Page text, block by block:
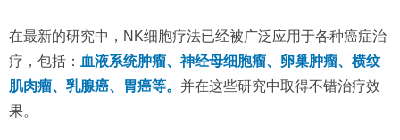
在最新的研究中，NK细胞疗法已经被广泛应用于各种癌症治
疗，包括： 血液系统肿瘤、神经母细胞瘤、卵巢肿瘤、横纹
肌肉瘤、乳腺癌、胃癌等。 并在这些研究中取得不错治疗效
果。